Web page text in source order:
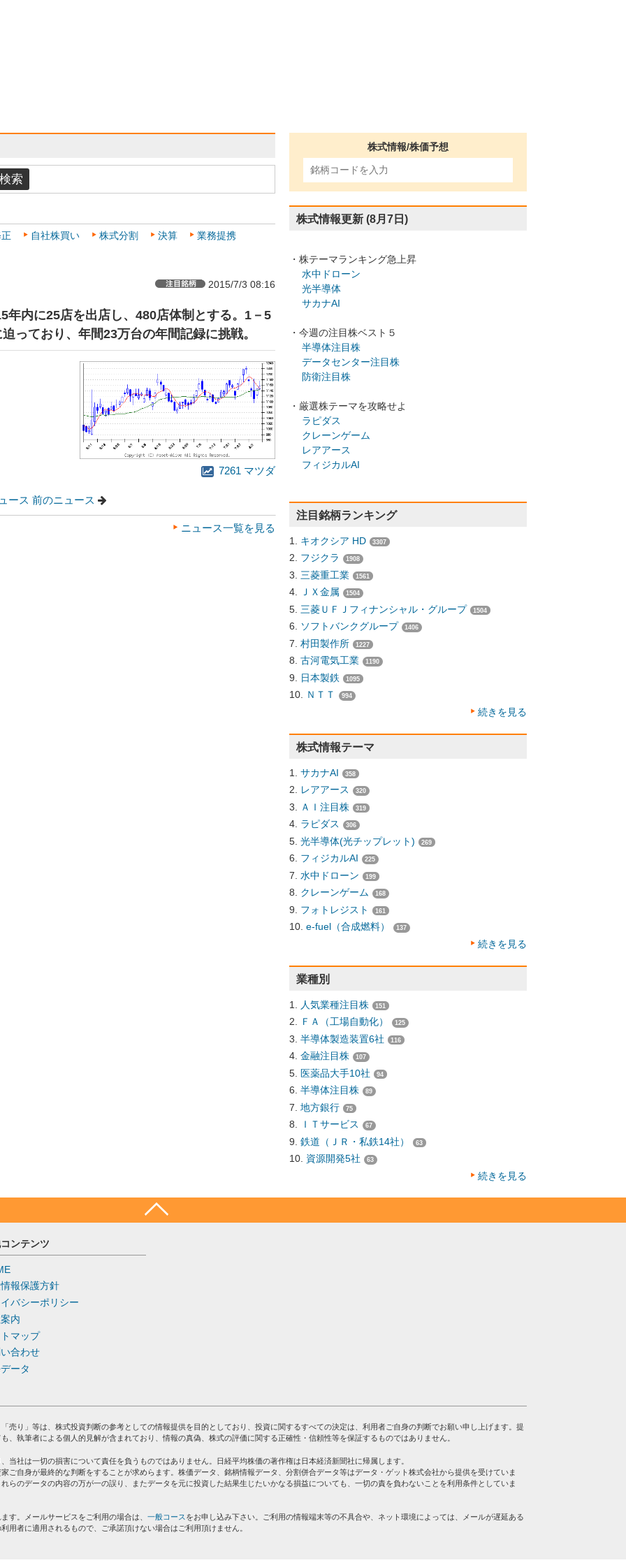
自社株買い 株式分割 決算
業務提携
2015/7/3 08:16
年内に25店を出店し、480店体制とする。1－5
っており、年間23万台の年間記録に挑戦。
7261 マツダ
ース 前のニュース
ニュース一覧を見る
株式情報/株価予想
株式情報更新 (8月7日)
・株テーマランキング急上昇
水中ドローン
光半導体
サカナAI
・今週の注目株ベスト５
半導体注目株
データセンター注目株
防衛注目株
・厳選株テーマを攻略せよ
ラピダス
クレーンゲーム
レアアース
フィジカルAI
注目銘柄ランキング
キオクシア HD 3307
フジクラ 1908
三菱重工業 1561
ＪＸ金属 1504
三菱ＵＦＪフィナンシャル・グループ 1504
ソフトバンクグループ 1406
村田製作所 1227
古河電気工業 1190
日本製鉄 1095
ＮＴＴ 994
続きを見る
株式情報テーマ
サカナAI 358
レアアース 320
ＡＩ注目株 319
ラピダス 306
光半導体(光チップレット) 269
フィジカルAI 225
水中ドローン 199
クレーンゲーム 168
フォトレジスト 161
e-fuel（合成燃料） 137
続きを見る
業種別
人気業種注目株 151
ＦＡ（工場自動化） 125
半導体製造装置6社 116
金融注目株 107
医薬品大手10社 94
半導体注目株 89
地方銀行 75
ＩＴサービス 67
鉄道（ＪＲ・私鉄14社） 63
資源開発5社 63
続きを見る
ンテンツ
報保護方針
バシーポリシー
内
マップ
合わせ
ータ
売り」等は、株式投資判断の参考としての情報提供を目的としており、投資に関するすべての決定は、利用者ご自身の判断でお願い申し上げます。提
、執筆者による個人的見解が含まれており、情報の真偽、株式の評価に関する正確性・信頼性等を保証するものではありません。
当社は一切の損害について責任を負うものではありません。日経平均株価の著作権は日本経済新聞社に帰属します。
ご自身が最終的な判断をすることが求めらます。株価データ、銘柄情報データ、分割併合データ等はデータ・ゲット株式会社から提供を受けていま
らのデータの内容の万が一の誤り、またデータを元に投資した結果生じたいかなる損益についても、一切の責を負わないことを利用条件としていま
す。メールサービスをご利用の場合は、 一般コースをお申し込み下さい。ご利用の情報端末等の不具合や、ネット環境によっては、メールが遅延ある
用者に適用されるもので、ご承諾頂けない場合はご利用頂けません。